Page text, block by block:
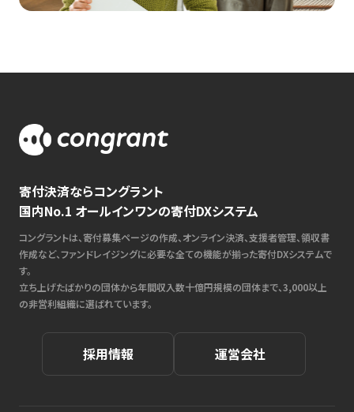
寄付決済ならコングラント
国内No.1 オールインワンの寄付DXシステム
コングラントは、寄付募集ページの作成、オンライン決済、支援者管理、領収書
作成など、ファンドレイジングに必要な全ての機能が揃った寄付DXシステムで
す。
立ち上げたばかりの団体から年間収入数十億円規模の団体まで、3,000以上
の非営利組織に選ばれています。
採用情報 運営会社